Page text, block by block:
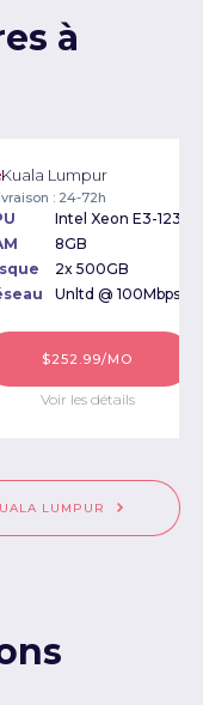
à
Kuala Lumpur
: 24-72h
8GB
2x 500GB
Unltd @ 100Mbps
$252.99/MO
Voir les détails
LUMPUR